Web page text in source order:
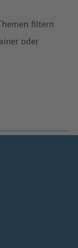
filtern
oder